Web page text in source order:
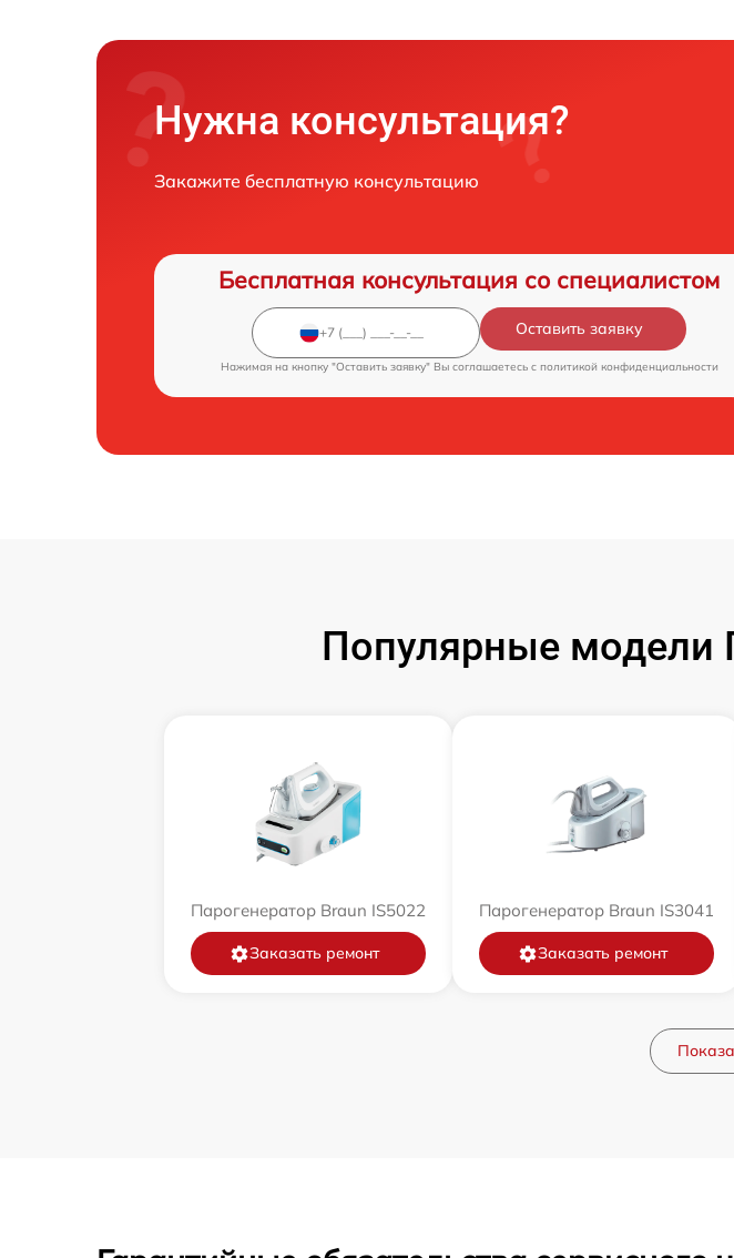
Нужна консультация?
Закажите бесплатную консультацию
Бесплатная консультация со специалистом
Оставить заявку
Нажимая на кнопку "Оставить заявку" Вы соглашаетесь c политикой конфиденциальности
Популярные модели
Парогенератор Braun IS5022
Заказать ремонт
Парогенератор Braun IS3041
Заказать ремонт